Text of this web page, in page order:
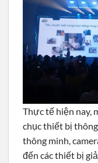
Thực tế hiện nay,
chục thiết bị
thông minh,
đến các thiết bị